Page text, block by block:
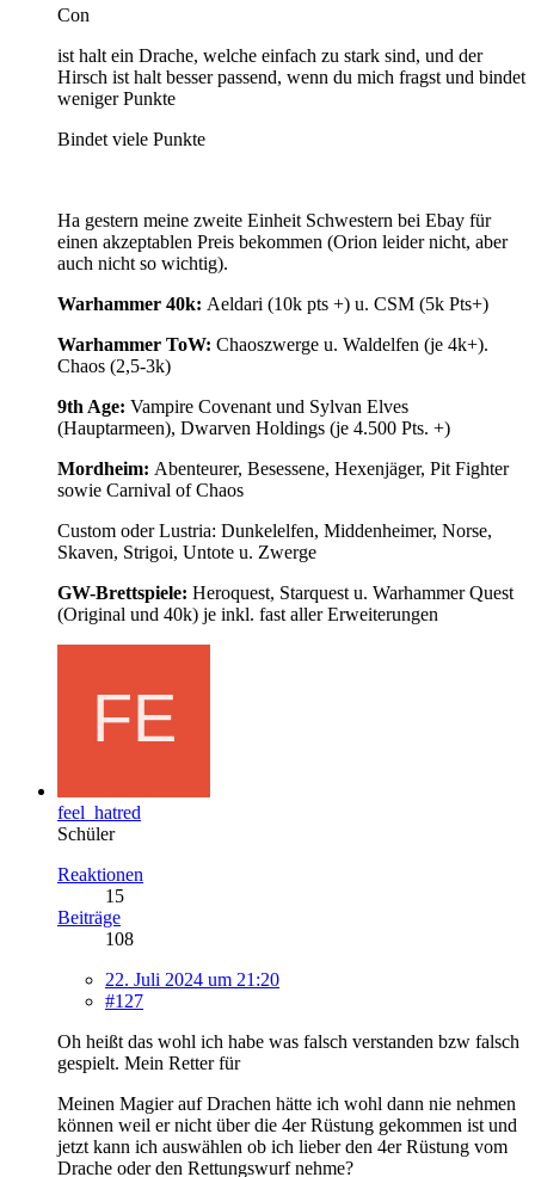
Con
ist halt ein Drache, welche einfach zu stark sind, und der
Hirsch ist halt besser passend, wenn du mich fragst und bindet
weniger Punkte
Bindet viele Punkte
Ha gestern meine zweite Einheit Schwestern bei Ebay für
einen akzeptablen Preis bekommen (Orion leider nicht, aber
auch nicht so wichtig).
Warhammer 40k: Aeldari (10k pts +) u. CSM (5k Pts+)
Warhammer ToW: Chaoszwerge u. Waldelfen (je 4k+).
Chaos (2,5-3k)
9th Age: Vampire Covenant und Sylvan Elves
(Hauptarmeen), Dwarven Holdings (je 4.500 Pts. +)
Mordheim: Abenteurer, Besessene, Hexenjäger, Pit Fighter
sowie Carnival of Chaos
Custom oder Lustria: Dunkelelfen, Middenheimer, Norse,
Skaven, Strigoi, Untote u. Zwerge
GW-Brettspiele: Heroquest, Starquest u. Warhammer Quest
(Original und 40k) je inkl. fast aller Erweiterungen
feel_hatred
Schüler
Reaktionen
15
Beiträge
108
22. Juli 2024 um 21:20
#127
Oh heißt das wohl ich habe was falsch verstanden bzw falsch
gespielt. Mein Retter für
Meinen Magier auf Drachen hätte ich wohl dann nie nehmen
können weil er nicht über die 4er Rüstung gekommen ist und
jetzt kann ich auswählen ob ich lieber den 4er Rüstung vom
Drache oder den Rettungswurf nehme?